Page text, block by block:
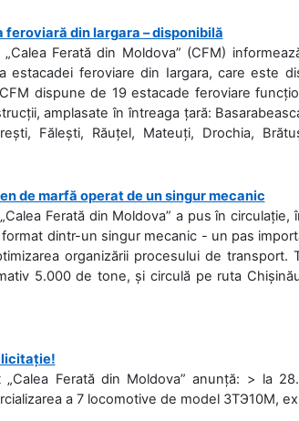
feroviară din Iargara – disponibilă
Ferată din Moldova” (CFM)
estacadei feroviare din Iargara, care este
dispune de 19 estacade feroviare
amplasate în întreaga țară:
Fălești, Răuțel, Mateuți, Drochia,
de marfă operat de un singur mecanic
Ferată din Moldova” a pus în
dintr-un singur mecanic - un pas
organizării procesului de
5.000 de tone, și circulă pe ruta
licitație!
Ferată din Moldova” anunță: > la
a 7 locomotive de model 3ТЭ10М,